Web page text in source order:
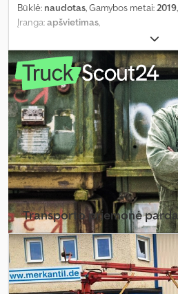
Būklė: naudotas, Gamybos metai:2019
Įranga:apšvietimas,
Transporto priemonė
Sukurti